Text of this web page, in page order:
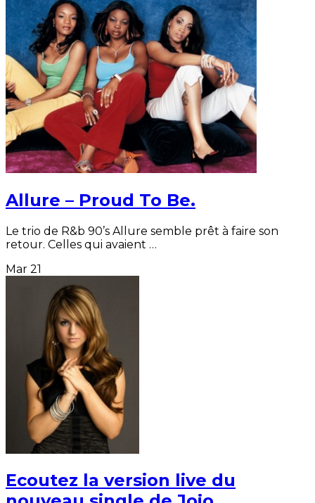
Allure – Proud To Be.
Le trio de R&b 90’s Allure semble prêt à faire son
retour. Celles qui avaient …
Mar 21
Ecoutez la version live du